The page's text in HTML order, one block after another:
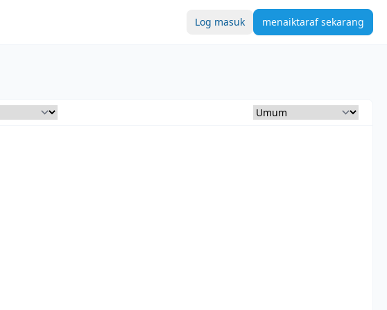
Log masuk menaiktaraf sekarang